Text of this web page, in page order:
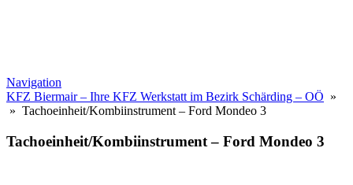
Navigation
KFZ Biermair – Ihre KFZ Werkstatt im Bezirk Schärding – OÖ »
» Tachoeinheit/Kombiinstrument – Ford Mondeo 3
Tachoeinheit/Kombiinstrument – Ford Mondeo 3